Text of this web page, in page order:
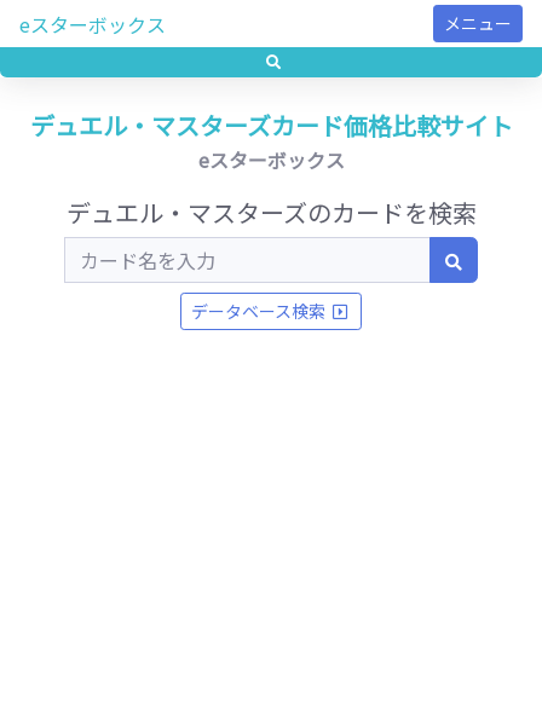
eスターボックス メニュー
デュエル・マスターズカード価格比較サイト
eスターボックス
デュエル・マスターズのカードを検索
データベース検索